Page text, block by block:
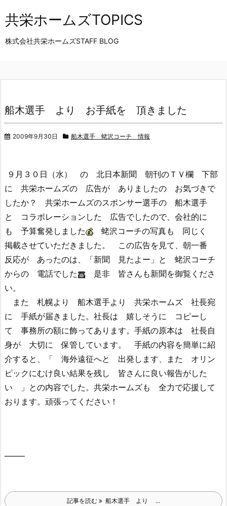
共栄ホームズTOPICS
株式会社共栄ホームズSTAFF BLOG
船木選手 より お手紙を 頂きました
2009年9月30日 船木選手 蛯沢コーチ 情報
９月３０日（水） の 北日本新聞 朝刊のＴＶ欄 下部
に 共栄ホームズの 広告が ありましたの お気づきで
したか？ 共栄ホームズのスポンサー選手の 船木選手
と コラボレーションした 広告でしたので、会社的に
も 予算奮発しました
蛯沢コーチの写真も 同じく
掲載させていただきました。 この広告を見て、朝一番
反応が あったのは、「新聞 見たよー」と 蛯沢コーチ
からの 電話でした
是非 皆さんも新聞を御覧くださ
い。
また 札幌より 船木選手より 共栄ホームズ 社長宛
に 手紙が届きました。社長は 嬉しそうに コピーし
て 事務所の額に飾ってあります。手紙の原本は 社長自
身が 大切に 保管しています。 手紙の内容を簡単に紹
介すると、「 海外遠征へと 出発します、また オリン
ピックにむけ良い結果を残し 皆さんに良い報告がした
い 」との内容でした。共栄ホームズも 全力で応援して
おります。頑張ってください！
——–
記事を読む 船木選手 より ...